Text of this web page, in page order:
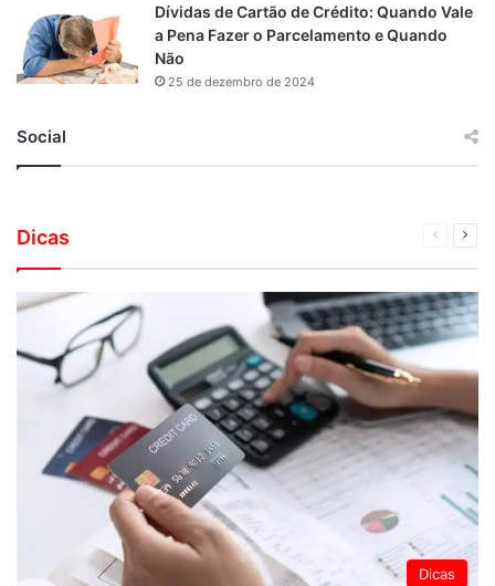
Dívidas de Cartão de Crédito: Quando Vale
a Pena Fazer o Parcelamento e Quando
Não
25 de dezembro de 2024
Social
Notícias
programa de descontos, que pode fornecer
Cartão de Crédito
Cartões de Crédito para Negativados: Como
Dicas
Página
Dicas